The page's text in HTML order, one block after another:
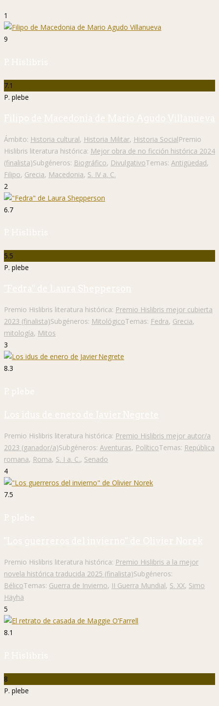
1
9
P. Hislibris
7.1
P. plebe
Filipo de Macedonia de Mario Agudo Villanueva
Ámbito: Historia cultural, Historia Militar, Historia SocialPremio
Hislibris literatura histórica: Mejor obra de no ficción histórica 2024
(finalista)Subgéneros: Biográfico, DivulgativoTemas: Antigüedad,
Filipo, Grecia, Macedonia, S. IV a. C.
2
6.7
P. Hislibris
5.5
P. plebe
"Fedra" de Laura Shepperson
Premio Hislibris literatura histórica: Premio Hislibris mejor cubierta
2023 (finalista)Subgéneros: MitológicoTemas: Fedra, Grecia,
mitología, Mitos
3
8.3
P. plebe
Los idus de enero de Javier Negrete
Premio Hislibris literatura histórica: Premio Hislibris mejor autor/a
2023 (ganador/a)Subgéneros: Aventuras, PolíticoTemas: República
romana, Roma, S. I a. C., Senado
4
7.5
P. plebe
"Los guerreros del invierno" de Olivier Norek
Premio Hislibris literatura histórica: Premio Hislibris a la mejor
novela histórica traducida 2025 (finalista)Subgéneros:
BélicoTemas: Guerra de Invierno, II Guerra Mundial, S. XX, Simo
Häyhä
5
8.1
P. Hislibris
8
P. plebe